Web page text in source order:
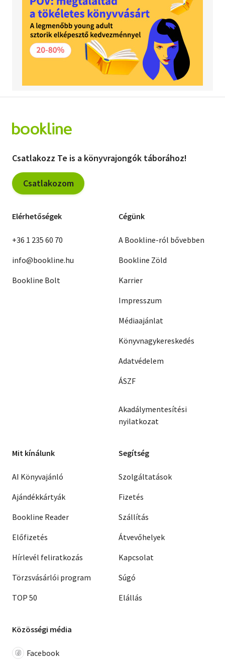
Csatlakozz Te is a könyvrajongók táborához!
Csatlakozom
Elérhetőségek
+36 1 235 60 70
info@bookline.hu
Bookline Bolt
Cégünk
A Bookline-ról bővebben
Bookline Zöld
Karrier
Impresszum
Médiaajánlat
Könyvnagykereskedés
Adatvédelem
ÁSZF
Akadálymentesítési
nyilatkozat
Mit kínálunk
AI Könyvajánló
Ajándékkártyák
Bookline Reader
Előfizetés
Hírlevél feliratkozás
Törzsvásárlói program
TOP 50
Segítség
Szolgáltatások
Fizetés
Szállítás
Átvevőhelyek
Kapcsolat
Súgó
Elállás
Közösségi média
Facebook